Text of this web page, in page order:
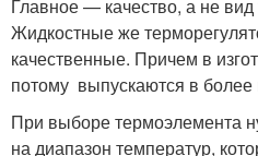
Главное — качество, а не вид
Жидкостные же
качественные. Причем в
потому выпускаются в
При выборе термоэлемента
на диапазон температур,